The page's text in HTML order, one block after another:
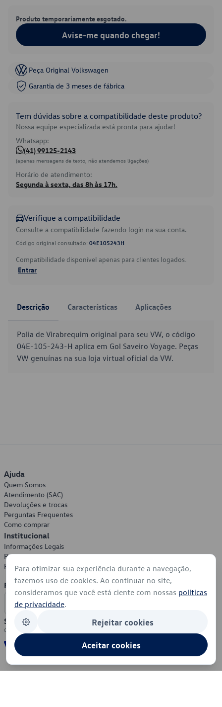
Produto temporariamente esgotado.
Avise-me quando chegar!
Peça Original Volkswagen
Garantia de 3 meses de fábrica
Tem dúvidas sobre a compatibilidade deste produto?
Nossa equipe especializada está pronta para ajudar!
Whatsapp:
(41) 99125-2143
(apenas mensagens de texto, não atendemos ligações)
Horário de atendimento:
Segunda à sexta, das 8h às 17h.
Verifique a compatibilidade
Consulte a compatibilidade fazendo login na sua conta.
Código original consultado: 04E105243H
Compatibilidade disponível apenas para clientes logados.
Entrar
Descrição Características Aplicações
Polia de Virabrequim original para seu VW, o código
04E-105-243-H aplica em Gol Saveiro Voyage. Peças
VW genuínas na sua loja virtual oficial da VW.
Ajuda
Quem Somos
Atendimento (SAC)
Devoluções e trocas
Perguntas Frequentes
Como comprar
Institucional
Informações Legais
Política de Privacidade
Política de Cookies
Formas de Pagamento
Segurança
Para otimizar sua experiência durante a navegação,
fazemos uso de cookies. Ao continuar no site,
consideramos que você está ciente com nossas políticas
de privacidade.
Rejeitar cookies
Aceitar cookies